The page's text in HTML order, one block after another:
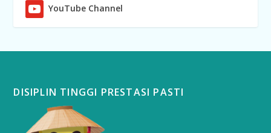
YouTube Channel
DISIPLIN TINGGI PRESTASI PASTI